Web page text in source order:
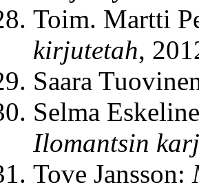
Toim. Martti
kirjutetah,
Saara
Selma
Ilomantsin
Tove Jansson: